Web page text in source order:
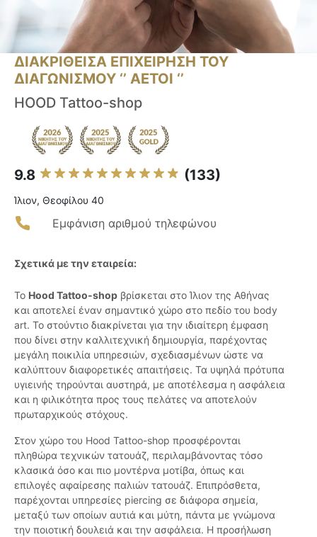
ΔΙΑΚΡΙΘΕΙΣΑ ΕΠΙΧΕΙΡΗΣΗ ΤΟΥ
ΔΙΑΓΩΝΙΣΜΟΥ ‘’ ΑΕΤΟΙ ‘’
HOOD Tattoo-shop
9.8 (133)
Ίλιον, Θεοφίλου 40
Εμφάνιση αριθμού τηλεφώνου
Σχετικά με την εταιρεία:
Το Hood Tattoo-shop βρίσκεται στο Ίλιον της Αθήνας
και αποτελεί έναν σημαντικό χώρο στο πεδίο του body
art. Το στούντιο διακρίνεται για την ιδιαίτερη έμφαση
που δίνει στην καλλιτεχνική δημιουργία, παρέχοντας
μεγάλη ποικιλία υπηρεσιών, σχεδιασμένων ώστε να
καλύπτουν διαφορετικές απαιτήσεις. Τα υψηλά πρότυπα
υγιεινής τηρούνται αυστηρά, με αποτέλεσμα η ασφάλεια
και η φιλικότητα προς τους πελάτες να αποτελούν
πρωταρχικούς στόχους.
Στον χώρο του Hood Tattoo-shop προσφέρονται
πληθώρα τεχνικών τατουάζ, περιλαμβάνοντας τόσο
κλασικά όσο και πιο μοντέρνα μοτίβα, όπως και
επιλογές αφαίρεσης παλιών τατουάζ. Επιπρόσθετα,
παρέχονται υπηρεσίες piercing σε διάφορα σημεία,
μεταξύ των οποίων αυτιά και μύτη, πάντα με γνώμονα
την ποιοτική δουλειά και την ασφάλεια. Η προσήλωση